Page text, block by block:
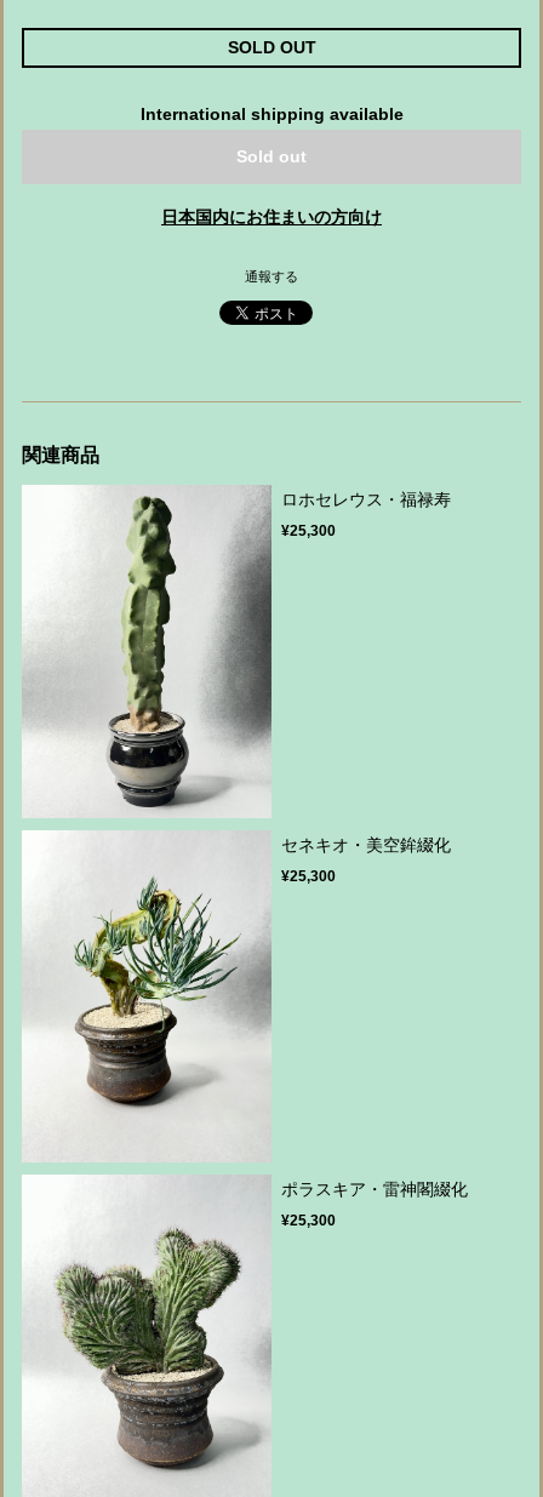
SOLD OUT
International shipping available
Sold out
日本国内にお住まいの方向け
通報する
関連商品
ロホセレウス・福禄寿
¥25,300
セネキオ・美空鉾綴化
¥25,300
ポラスキア・雷神閣綴化
¥25,300